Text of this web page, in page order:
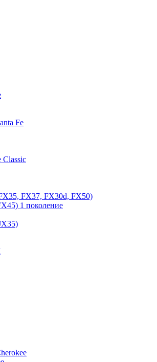
Fe
Classic
FX37, FX30d, FX50)
1 поколение